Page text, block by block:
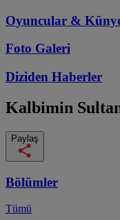
Oyuncular &
Foto Galeri
Diziden Haberler
Kalbimin
Paylaş
Bölümler
Tümü